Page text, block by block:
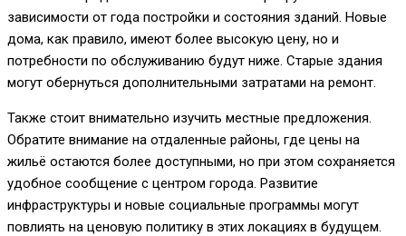
зависимости от года постройки и состояния зданий. Новые
дома, как правило, имеют более высокую цену, но и
потребности по обслуживанию будут ниже. Старые здания
могут обернуться дополнительными затратами на ремонт.
Также стоит внимательно изучить местные предложения.
Обратите внимание на отдаленные районы, где цены на
жильё остаются более доступными, но при этом сохраняется
удобное сообщение с центром города. Развитие
инфраструктуры и новые социальные программы могут
повлиять на ценовую политику в этих локациях в будущем.